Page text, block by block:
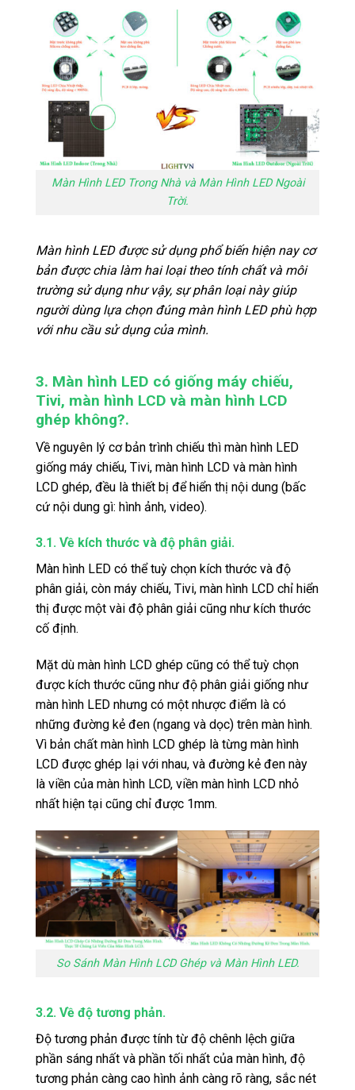
Màn Hình LED Trong Nhà và Màn Hình LED Ngoài
Trời.
Màn hình LED được sử dụng phổ biến hiện nay cơ
bản được chia làm hai loại theo tính chất và môi
trường sử dụng như vậy, sự phân loại này giúp
người dùng lựa chọn đúng màn hình LED phù hợp
với nhu cầu sử dụng của mình.
3. Màn hình LED có giống máy chiếu,
Tivi, màn hình LCD và màn hình LCD
ghép không?.
Về nguyên lý cơ bản trình chiếu thì màn hình LED
giống máy chiếu, Tivi, màn hình LCD và màn hình
LCD ghép, đều là thiết bị để hiển thị nội dung (bấc
cứ nội dung gì: hình ảnh, video).
3.1. Về kích thước và độ phân giải.
Màn hình LED có thể tuỳ chọn kích thước và độ
phân giải, còn máy chiếu, Tivi, màn hình LCD chỉ hiển
thị được một vài độ phân giải cũng như kích thước
cố định.
Mặt dù màn hình LCD ghép cũng có thể tuỳ chọn
được kích thước cũng như độ phân giải giống như
màn hình LED nhưng có một nhược điểm là có
những đường kẻ đen (ngang và dọc) trên màn hình.
Vì bản chất màn hình LCD ghép là từng màn hình
LCD được ghép lại với nhau, và đường kẻ đen này
là viền của màn hình LCD, viền màn hình LCD nhỏ
nhất hiện tại cũng chỉ được 1mm.
So Sánh Màn Hình LCD Ghép và Màn Hình LED.
3.2. Về độ tương phản.
Độ tương phản được tính từ độ chênh lệch giữa
phần sáng nhất và phần tối nhất của màn hình, độ
tương phản càng cao hình ảnh càng rõ ràng, sắc nét